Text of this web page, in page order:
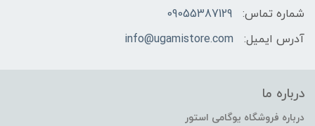
شماره تماس:
09055387129
آدرس ایمیل:
info@ugamistore.com
درباره ما
درباره فروشگاه یوگامی استور